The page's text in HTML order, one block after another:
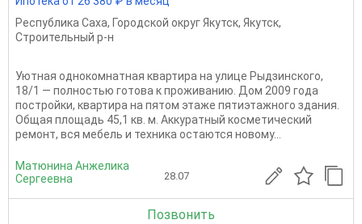
Республика Саха, Городской округ Якутск, Якутск,
Строительный р-н
Уютная однокомнатная квартира на улице Рыдзинского,
18/1 — полностью готова к проживанию. Дом 2009 года
постройки, квартира на пятом этаже пятиэтажного здания.
Общая площадь 45,1 кв. м. Аккуратный косметический
ремонт, вся мебель и техника остаются новому...
Матюнина Анжелика
Сергеевна
28.07
Позвонить